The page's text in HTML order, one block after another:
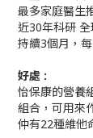
最多家庭醫生
近30年科研
持續3個月，
好處 :
怡保康的營養
組合，可用來
仲有22種維他